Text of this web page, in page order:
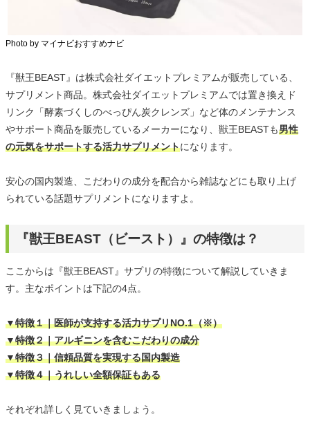
Photo by マイナビおすすめナビ
『獣王BEAST』は株式会社ダイエットプレミアムが販売している、
サプリメント商品。株式会社ダイエットプレミアムでは置き換えド
リンク「酵素づくしのべっぴん炭クレンズ」など体のメンテナンス
やサポート商品を販売しているメーカーになり、獣王BEASTも男性
の元気をサポートする活力サプリメントになります。
安心の国内製造、こだわりの成分を配合から雑誌などにも取り上げ
られている話題サプリメントになりますよ。
『獣王BEAST（ビースト）』の特徴は？
ここからは『獣王BEAST』サプリの特徴について解説していきま
す。主なポイントは下記の4点。
▼特徴１｜医師が支持する活力サプリNO.1（※）
▼特徴２｜アルギニンを含むこだわりの成分
▼特徴３｜信頼品質を実現する国内製造
▼特徴４｜うれしい全額保証もある
それぞれ詳しく見ていきましょう。